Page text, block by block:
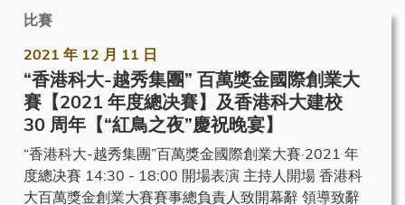
比賽
2021 年 12 月 11 日
“香港科大-越秀集團” 百萬獎金國際創業大
賽【2021 年度總决賽】及香港科大建校
30 周年【“紅鳥之夜”慶祝晚宴】
“香港科大-越秀集團”百萬獎金國際創業大賽·2021 年
度總决賽 14:30 - 18:00 開場表演 主持人開場 香港科
大百萬獎金創業大賽賽事總負責人致開幕辭 領導致辭